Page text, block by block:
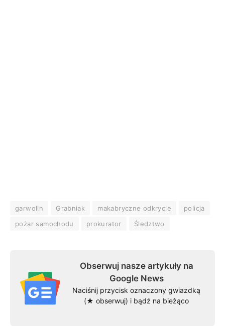
garwolin Grabniak makabryczne odkrycie
policja
pożar samochodu
prokurator Śledztwo
Obserwuj nasze artykuły na
Google News
Naciśnij przycisk oznaczony gwiazdką
(★ obserwuj) i bądź na bieżąco